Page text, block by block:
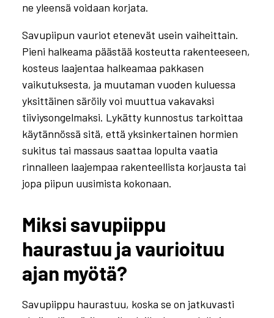
Milloin savupiippu pitää
kunnostaa? 7 merkkiä
jotka kertovat
ne yleensä voidaan korjata.
Savupiipun vauriot etenevät usein vaiheittain.
Pieni halkeama päästää kosteutta rakenteeseen,
kosteus laajentaa halkeamaa pakkasen
vaikutuksesta, ja muutaman vuoden kuluessa
yksittäinen säröily voi muuttua vakavaksi
tiiviysongelmaksi. Lykätty kunnostus tarkoittaa
käytännössä sitä, että yksinkertainen hormien
sukitus tai massaus saattaa lopulta vaatia
rinnalleen laajempaa rakenteellista korjausta tai
jopa piipun uusimista kokonaan.
Miksi savupiippu
haurastuu ja vaurioituu
ajan myötä?
Savupiippu haurastuu, koska se on jatkuvasti